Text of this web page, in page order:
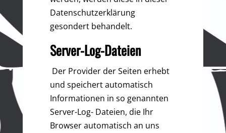
Datenschutzerklärung
gesondert behandelt.
Server-Log-Dateien
Der Provider der Seiten erhebt
und speichert automatisch
Informationen in so genannten
Server-Log- Dateien, die Ihr
Browser automatisch an uns